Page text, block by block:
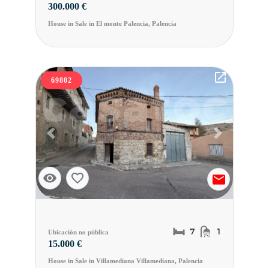
300.000 €
House in Sale in El monte Palencia, Palencia
Previous slide Next slide
69802
Ubicación no pública
15.000 €
7 1
House in Sale in Villamediana Villamediana, Palencia